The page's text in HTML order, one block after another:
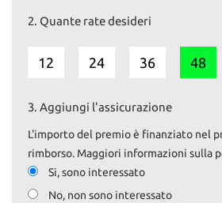
- Alzacristalli elettrici
- Cerchi con copricerchi
Il prezzo esposto comprende il
revisione, se necessaria.
Il passaggio è escluso.
Su www.autoemotoribs.it trovi la galleria
dettagliata di ogni nostro veicolo.
2. Quante rate desideri
12 24 36 48
3. Aggiungi l'assicurazione
L'importo del premio è finanziato nel
rimborso. Maggiori informazioni sulla
Si, sono interessato
No, non sono interessato